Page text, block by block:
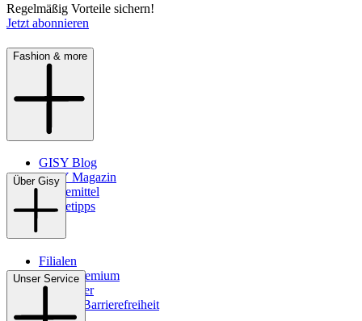
Regelmäßig Vorteile sichern!
Jetzt abonnieren
Fashion & more
GISY Blog
GISY Magazin
Pflegemittel
Pflegetipps
Über Gisy
Filialen
WMS-Premium
Newsletter
Digitale Barrierefreiheit
Unser Service